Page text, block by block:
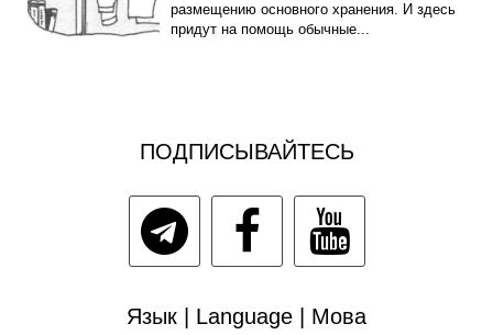
размещению основного хранения. И здесь
придут на помощь обычные...
ПОДПИСЫВАЙТЕСЬ
Язык | Language | Мова